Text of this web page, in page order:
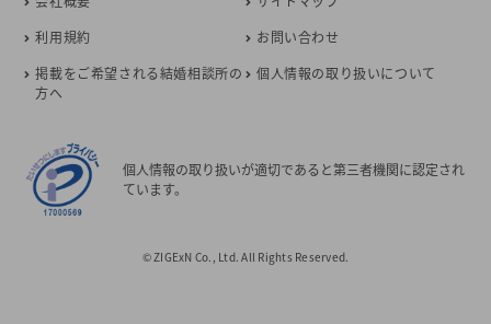
利用規約
お問い合わせ
掲載をご希望される結婚相談所の
方へ
個人情報の取り扱いについて
個人情報の取り扱いが適切であると第三者機関に認定され
ています。
© ZIGExN Co., Ltd. All Rights Reserved.